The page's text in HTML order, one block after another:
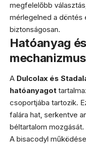
megfelelőbb
mérlegelned a döntés
biztonságosan.
Hatóanyag
mechanizmus
A Dulcolax és
hatóanyagot
csoportjába tartozik.
falára hat, serkentve
béltartalom mozgását.
A bisacodyl